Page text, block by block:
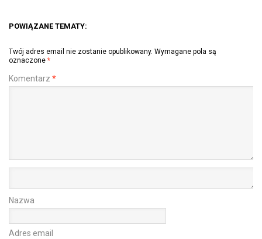
POWIĄZANE TEMATY:
Twój adres email nie zostanie opublikowany. Wymagane pola są
oznaczone *
Komentarz *
Nazwa
Adres email